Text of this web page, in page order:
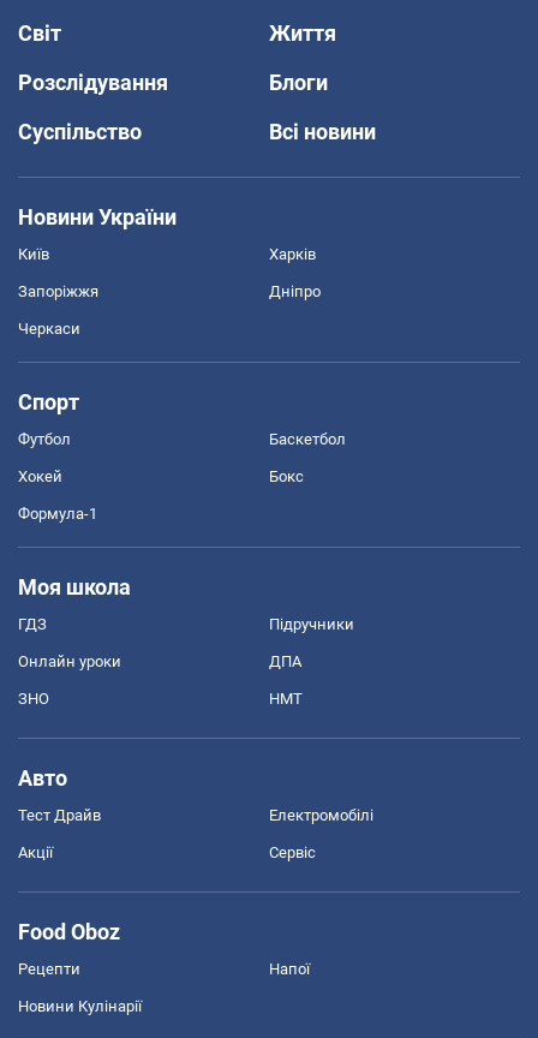
Світ
Життя
Розслідування
Блоги
Суспільство
Всі новини
Новини України
Київ Харків
Запоріжжя Дніпро
Черкаси
Спорт
Футбол Баскетбол
Хокей Бокс
Формула-1
Моя школа
ГДЗ Підручники
Онлайн уроки ДПА
ЗНО НМТ
Авто
Тест Драйв Електромобілі
Акції Сервіс
Food Oboz
Рецепти Напої
Новини Кулінарії